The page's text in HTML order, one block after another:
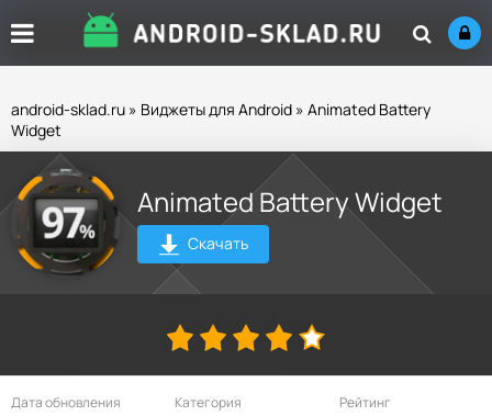
android-sklad.ru » Виджеты для Android » Animated Battery
Widget
Animated Battery Widget
Скачать
Дата обновления Категория Рейтинг